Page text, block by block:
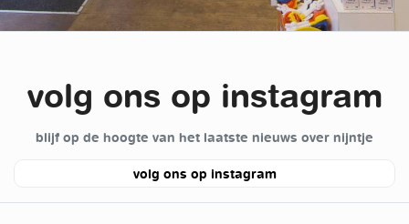
volg ons op instagram
blijf op de hoogte van het laatste nieuws over nijntje
volg ons op instagram